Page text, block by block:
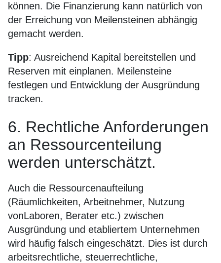
können. Die Finanzierung kann natürlich von
der Erreichung von Meilensteinen abhängig
gemacht werden.
Tipp: Ausreichend Kapital bereitstellen und
Reserven mit einplanen. Meilensteine
festlegen und Entwicklung der Ausgründung
tracken.
6. Rechtliche Anforderungen
an Ressourcenteilung
werden unterschätzt.
Auch die Ressourcenaufteilung
(Räumlichkeiten, Arbeitnehmer, Nutzung
vonLaboren, Berater etc.) zwischen
Ausgründung und etabliertem Unternehmen
wird häufig falsch eingeschätzt. Dies ist durch
arbeitsrechtliche, steuerrechtliche,